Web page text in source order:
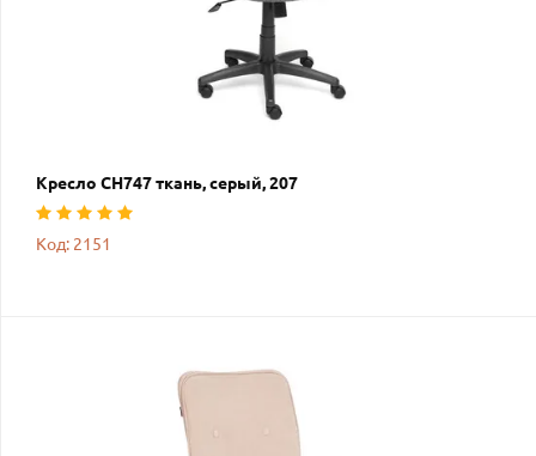
Кресло СН747 ткань, серый, 207
Код: 2151